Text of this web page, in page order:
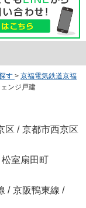
す > 京福電気鉄道京福
ンジ戸建
区 / 京都市西京区
松室扇田町
/ 京阪鴨東線 /